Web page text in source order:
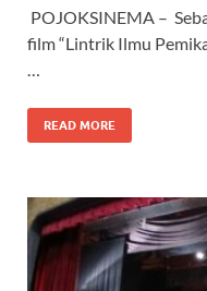
POJOKSINEMA –
film “Lintrik Ilmu
…
READ MORE